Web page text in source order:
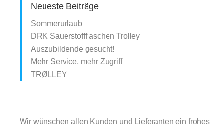
Neueste Beiträge
Sommerurlaub
DRK Sauerstoffflaschen Trolley
Auszubildende gesucht!
Mehr Service, mehr Zugriff
TRØLLEY
Wir wünschen allen Kunden und Lieferanten ein frohes